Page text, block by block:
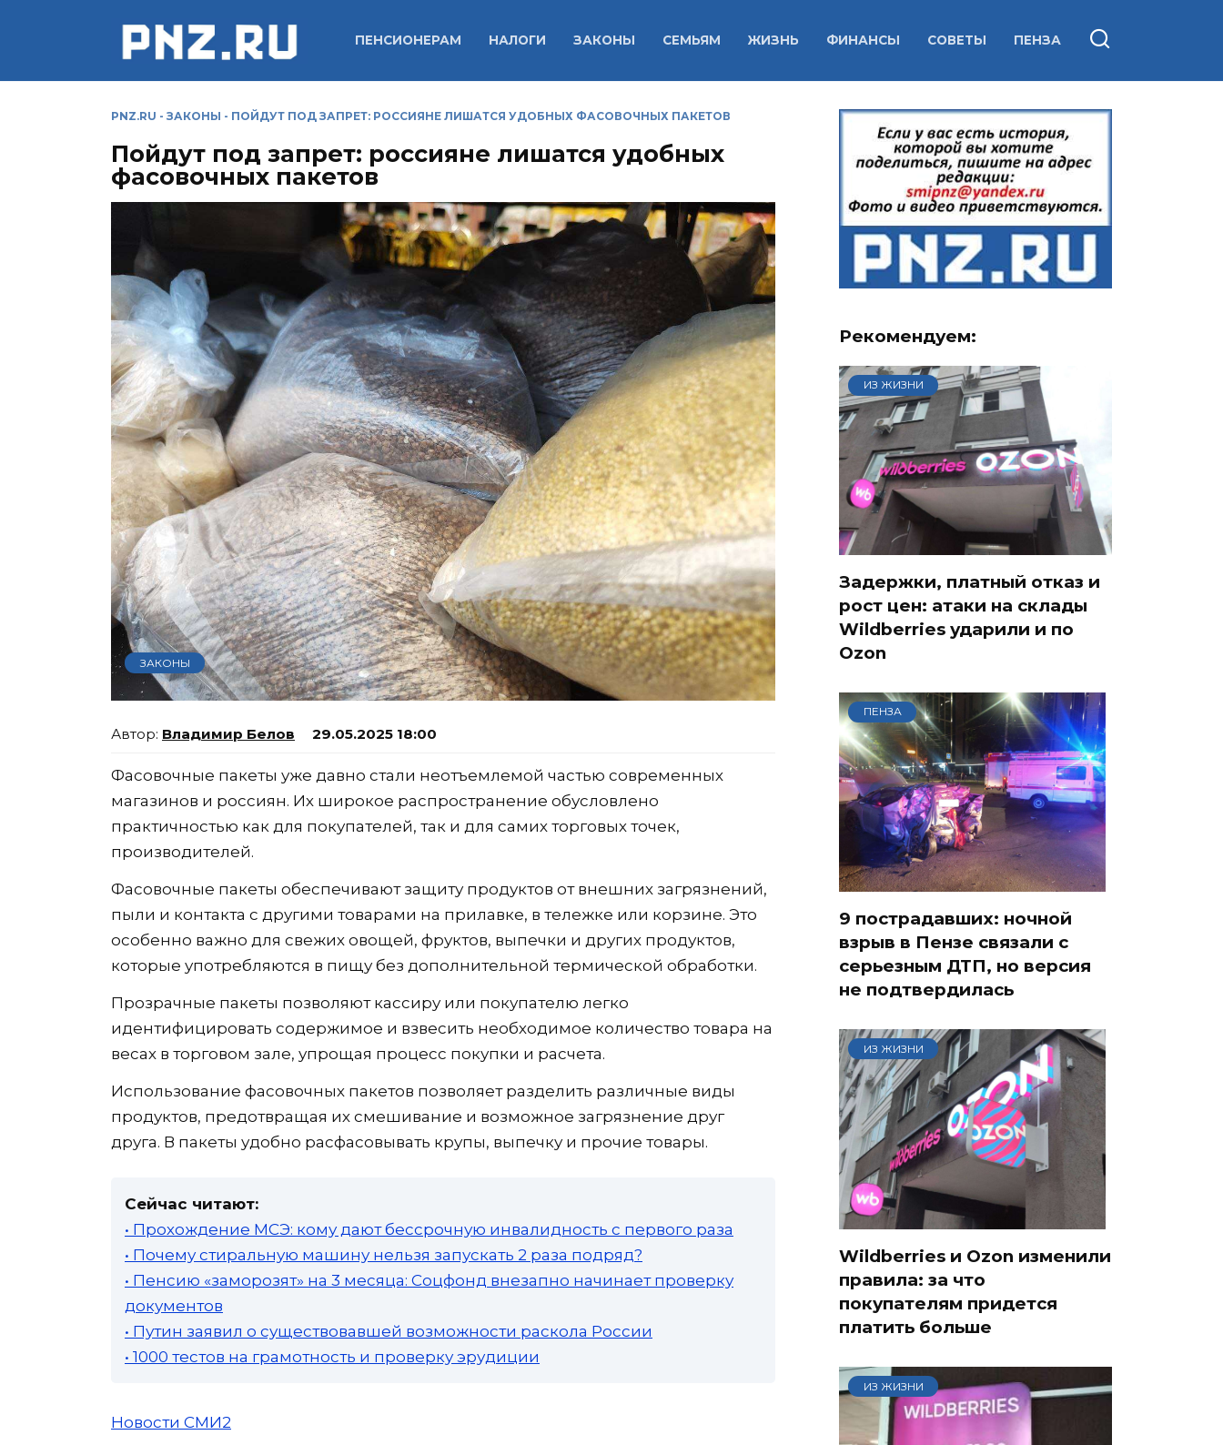
ПЕНСИОНЕРАМ НАЛОГИ ЗАКОНЫ СЕМЬЯМ ЖИЗНЬ ФИНАНСЫ СОВЕТЫ ПЕНЗА
PNZ.RU - ЗАКОНЫ - ПОЙДУТ ПОД ЗАПРЕТ: РОССИЯНЕ ЛИШАТСЯ УДОБНЫХ ФАСОВОЧНЫХ ПАКЕТОВ
Пойдут под запрет: россияне лишатся удобных
фасовочных пакетов
ЗАКОНЫ
Владимир Белов 29.05.2025 18:00
Фасовочные пакеты уже давно стали неотъемлемой частью современных
магазинов и россиян. Их широкое распространение обусловлено
практичностью как для покупателей, так и для самих торговых точек,
производителей.
Фасовочные пакеты обеспечивают защиту продуктов от внешних загрязнений,
пыли и контакта с другими товарами на прилавке, в тележке или корзине. Это
особенно важно для свежих овощей, фруктов, выпечки и других продуктов,
которые употребляются в пищу без дополнительной термической обработки.
Прозрачные пакеты позволяют кассиру или покупателю легко
идентифицировать содержимое и взвесить необходимое количество товара на
весах в торговом зале, упрощая процесс покупки и расчета.
Использование фасовочных пакетов позволяет разделить различные виды
продуктов, предотвращая их смешивание и возможное загрязнение друг
друга. В пакеты удобно расфасовывать крупы, выпечку и прочие товары.
Сейчас читают:
• Прохождение МСЭ: кому дают бессрочную инвалидность с первого раза
• Почему стиральную машину нельзя запускать 2 раза подряд?
• Пенсию «заморозят» на 3 месяца: Соцфонд внезапно начинает проверку
документов
• Путин заявил о существовавшей возможности раскола России
• 1000 тестов на грамотность и проверку эрудиции
Новости СМИ2
Рекомендуем:
ИЗ ЖИЗНИ
Задержки, платный отказ и
рост цен: атаки на склады
Wildberries ударили и по
Ozon
ПЕНЗА
9 пострадавших: ночной
взрыв в Пензе связали с
серьезным ДТП, но версия
не подтвердилась
ИЗ ЖИЗНИ
Wildberries и Ozon изменили
правила: за что
покупателям придется
платить больше
ИЗ ЖИЗНИ